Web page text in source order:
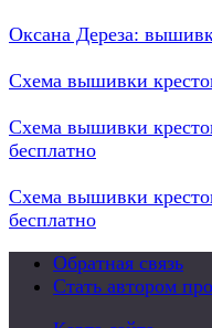
Оксана Дереза:
Схема вышивки
Схема вышивки
бесплатно
Схема вышивки
бесплатно
Обратная связь
Стать автором